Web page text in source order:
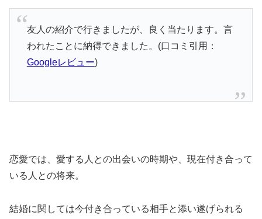
友人の紹介で行きましたが、良く当たります。言
われたことに納得できました。(口コミ引用：
Googleレビュー)
恋愛では、愛する人との出会いの時期や、現在付き合って
いる人との将来。
結婚に関しては今付き合っている相手と添い遂げられる